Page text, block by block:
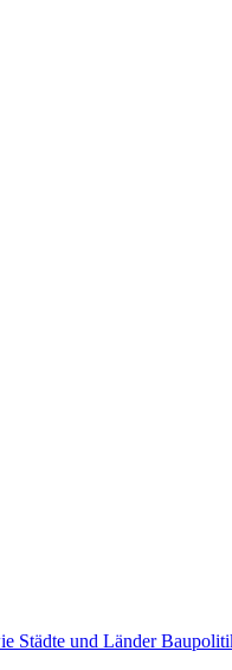
Städte und Länder